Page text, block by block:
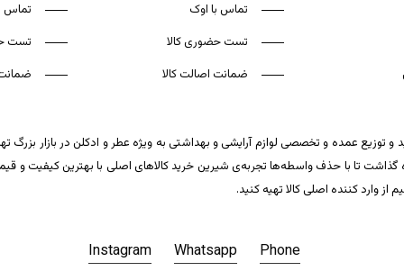
تماس با اوک
تست حضوری کالا
ضمانت اصالت کالا
تماس
تست
توزیع عمده و تخصصی لوازم آرایشی و بهداشتی به ویژه عطر و ادکلن در بازار بزرگ
تا با حذف واسطه‌ها تجربه‌ی شیرین خرید کالاهای اصلی با بهترین کیفیت و
وارد کننده اصلی کالا تهیه کنید.
Instagram Whatsapp Phone